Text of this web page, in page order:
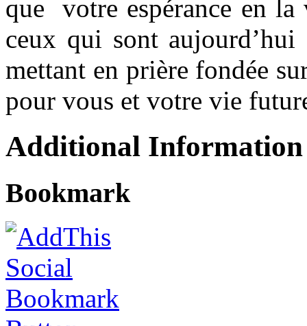
que votre espérance en
ceux qui sont aujourd’hui
mettant en prière fondée
pour vous et votre vie
Additional Information
Bookmark